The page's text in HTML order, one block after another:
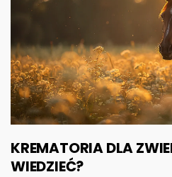
KREMATORIA DLA
WIEDZIEĆ?